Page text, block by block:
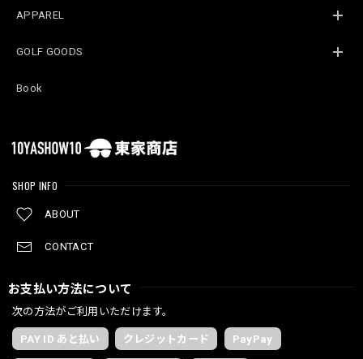
APPAREL
GOLF GOODS
Book
SHOP INFO
ABOUT
CONTACT
お支払い方法について
次の方法がご利用いただけます。
PAY ID あと払い クレジットカード PayPay